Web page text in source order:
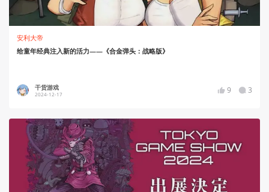
安利大帝
给童年经典注入新的活力——《合金弹头：战略版》
干货游戏
2024-12-17 9 3